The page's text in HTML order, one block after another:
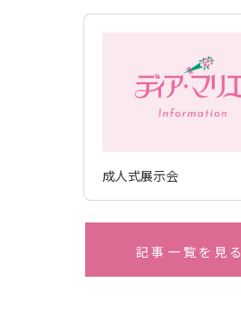
成人式展示会
記事一覧を見る